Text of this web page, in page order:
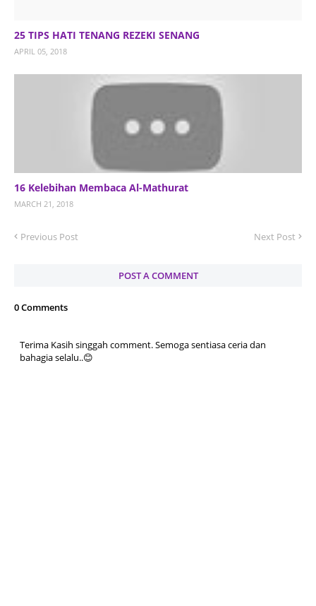
25 TIPS HATI TENANG REZEKI SENANG
APRIL 05, 2018
16 Kelebihan Membaca Al-Mathurat
MARCH 21, 2018
Previous Post Next Post
POST A COMMENT
0 Comments
Terima Kasih singgah comment. Semoga sentiasa ceria dan
bahagia selalu..😊